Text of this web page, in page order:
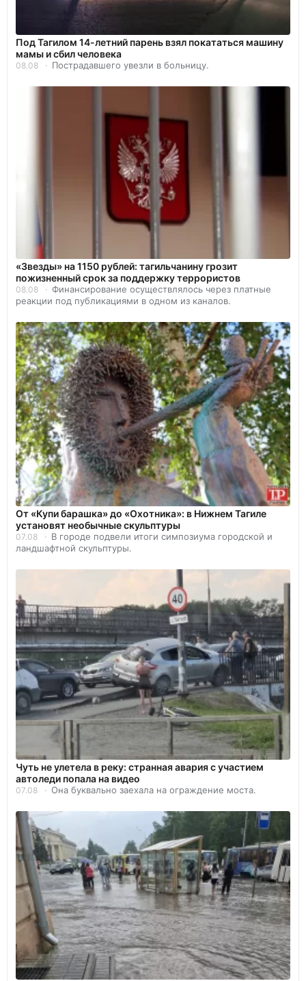
Под Тагилом 14-летний парень взял покататься машину
мамы и сбил человека
08.08 Пострадавшего увезли в больницу.
«Звезды» на 1150 рублей: тагильчанину грозит
пожизненный срок за поддержку террористов
08.08
Финансирование осуществлялось через платные
реакции под публикациями в одном из каналов.
От «Купи барашка» до «Охотника»: в Нижнем Тагиле
установят необычные скульптуры
07.08
В городе подвели итоги симпозиума городской и
ландшафтной скульптуры.
Чуть не улетела в реку: странная авария с участием
автоледи попала на видео
07.08 Она буквально заехала на ограждение моста.